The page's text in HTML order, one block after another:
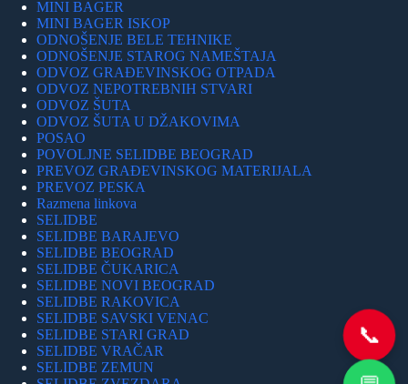
MINI BAGER
MINI BAGER ISKOP
ODNOŠENJE BELE TEHNIKE
ODNOŠENJE STAROG NAMEŠTAJA
ODVOZ GRAĐEVINSKOG OTPADA
ODVOZ NEPOTREBNIH STVARI
ODVOZ ŠUTA
ODVOZ ŠUTA U DŽAKOVIMA
POSAO
POVOLJNE SELIDBE BEOGRAD
PREVOZ GRAĐEVINSKOG MATERIJALA
PREVOZ PESKA
Razmena linkova
SELIDBE
SELIDBE BARAJEVO
SELIDBE BEOGRAD
SELIDBE ČUKARICA
SELIDBE NOVI BEOGRAD
SELIDBE RAKOVICA
SELIDBE SAVSKI VENAC
SELIDBE STARI GRAD
SELIDBE VRAČAR
SELIDBE ZEMUN
📞